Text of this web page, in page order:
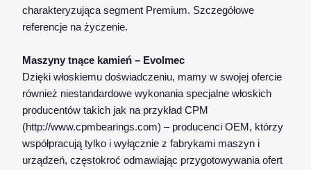
charakteryzująca segment Premium. Szczegółowe
referencje na życzenie.
Maszyny tnące kamień – Evolmec
Dzięki włoskiemu doświadczeniu, mamy w swojej ofercie
również niestandardowe wykonania specjalne włoskich
producentów takich jak na przykład CPM
(http://www.cpmbearings.com) – producenci OEM, którzy
współpracują tylko i wyłącznie z fabrykami maszyn i
urządzeń, częstokroć odmawiając przygotowywania ofert